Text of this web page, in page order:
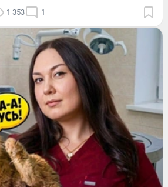
1 353 1